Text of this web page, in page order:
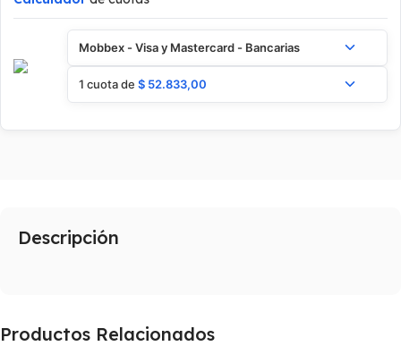
Mobbex - Visa y Mastercard - Bancarias
1 cuota de $ 52.833,00
Descripción
Productos Relacionados